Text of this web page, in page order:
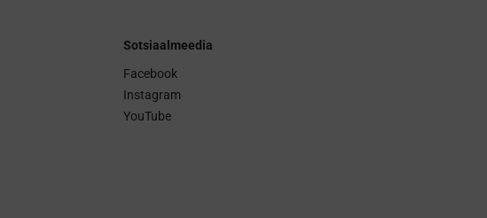
Sotsiaalmeedia
Facebook
Instagram
YouTube